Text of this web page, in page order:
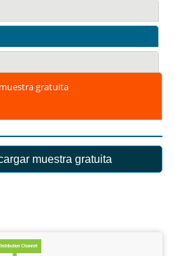
gratuita
muestra gratuita